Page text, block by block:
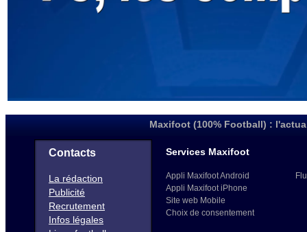
Maxifoot (100% Football) :
Contacts
La rédaction
Publicité
Recrutement
Infos légales
Services Maxifoot
Appli Maxifoot Android
Appli Maxifoot iPhone
Site web Mobile
Choix de consentement